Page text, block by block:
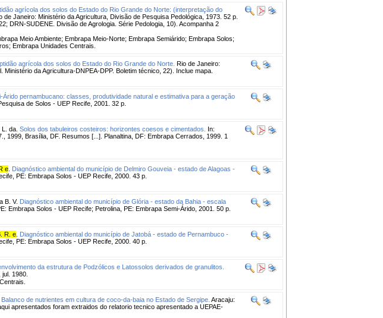
agrícola dos solos do Estado do Rio Grande do Norte: (interpretação do
de Janeiro: Ministério da Agricultura, Divisão de Pesquisa Pedológica, 1973. 52 p.
DRN-SUDENE. Divisão de Agrologia. Série Pedologia, 10). Acompanha 2
Meio Ambiente; Embrapa Meio-Norte; Embrapa Semiárido; Embrapa Solos;
Embrapa Unidades Centrais.
agrícola dos solos do Estado do Rio Grande do Norte. Rio de Janeiro:
da Agricultura-DNPEA-DPP. Boletim técnico, 22). Inclue mapa.
Árido pernambucano: classes, produtividade natural e estimativa para a geração
de Solos - UEP Recife, 2001. 32 p.
da. Solos dos tabuleiros costeiros: horizontes coesos e cimentados.
In:
1999, Brasília, DF. Resumos [...]. Planaltina, DF: Embrapa Cerrados, 1999. 1
e Diagnóstico ambiental do município de Delmiro Gouveia - estado de Alagoas -
PE: Embrapa Solos - UEP Recife, 2000. 43 p.
B. V. Diagnóstico ambiental do município de Glória - estado da Bahia - escala
Embrapa Solos - UEP Recife; Petrolina, PE: Embrapa Semi-Árido, 2001. 50 p.
R. e Diagnóstico ambiental do município de Jatobá - estado de Pernambuco -
PE: Embrapa Solos - UEP Recife, 2000. 40 p.
da estrutura de Podzólicos e Latossolos derivados de granulitos.
1980.
Balanco de nutrientes em cultura de coco-da-baia no Estado de Sergipe. Aracaju:
apresentados foram extraidos do relatorio tecnico apresentado a UEPAE-